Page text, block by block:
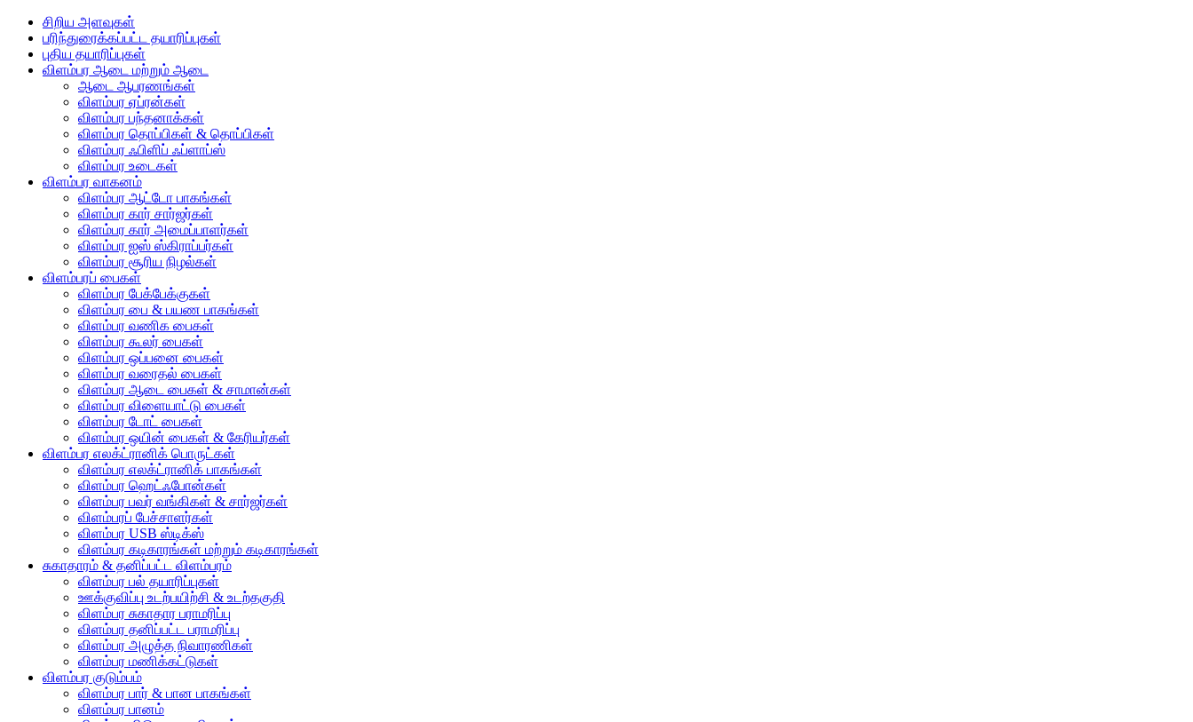
சிறிய அளவுகள்
பரிந்துரைக்கப்பட்ட தயாரிப்புகள்
புதிய தயாரிப்புகள்
விளம்பர ஆடை மற்றும் ஆடை
ஆடை ஆபரணங்கள்
விளம்பர ஏப்ரன்கள்
விளம்பர பந்தனாக்கள்
விளம்பர தொப்பிகள் & தொப்பிகள்
விளம்பர ஃபிளிப் ஃப்ளாப்ஸ்
விளம்பர உடைகள்
விளம்பர வாகனம்
விளம்பர ஆட்டோ பாகங்கள்
விளம்பர கார் சார்ஜர்கள்
விளம்பர கார் அமைப்பாளர்கள்
விளம்பர ஐஸ் ஸ்கிராப்பர்கள்
விளம்பர சூரிய நிழல்கள்
விளம்பரப் பைகள்
விளம்பர பேக்பேக்குகள்
விளம்பர பை & பயண பாகங்கள்
விளம்பர வணிக பைகள்
விளம்பர கூலர் பைகள்
விளம்பர ஒப்பனை பைகள்
விளம்பர வரைதல் பைகள்
விளம்பர ஆடை பைகள் & சாமான்கள்
விளம்பர விளையாட்டு பைகள்
விளம்பர டோட் பைகள்
விளம்பர ஒயின் பைகள் & கேரியர்கள்
விளம்பர எலக்ட்ரானிக் பொருட்கள்
விளம்பர எலக்ட்ரானிக் பாகங்கள்
விளம்பர ஹெட்ஃபோன்கள்
விளம்பர பவர் வங்கிகள் & சார்ஜர்கள்
விளம்பரப் பேச்சாளர்கள்
விளம்பர USB ஸ்டிக்ஸ்
விளம்பர கடிகாரங்கள் மற்றும் கடிகாரங்கள்
சுகாதாரம் & தனிப்பட்ட விளம்பரம்
விளம்பர பல் தயாரிப்புகள்
ஊக்குவிப்பு உடற்பயிற்சி & உடற்தகுதி
விளம்பர சுகாதார பராமரிப்பு
விளம்பர தனிப்பட்ட பராமரிப்பு
விளம்பர அழுத்த நிவாரணிகள்
விளம்பர மணிக்கட்டுகள்
விளம்பர குடும்பம்
விளம்பர பார் & பான பாகங்கள்
விளம்பர பானம்